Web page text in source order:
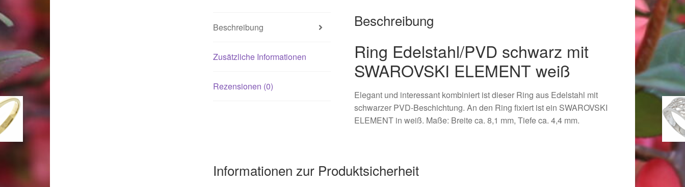
Beschreibung
Zusätzliche Informationen
Rezensionen (0)
Beschreibung
Ring Edelstahl/PVD schwarz mit
SWAROVSKI ELEMENT weiß
Elegant und interessant kombiniert ist dieser Ring aus Edelstahl mit
schwarzer PVD-Beschichtung. An den Ring fixiert ist ein SWAROVSKI
ELEMENT in weiß. Maße: Breite ca. 8,1 mm, Tiefe ca. 4,4 mm.
Informationen zur Produktsicherheit